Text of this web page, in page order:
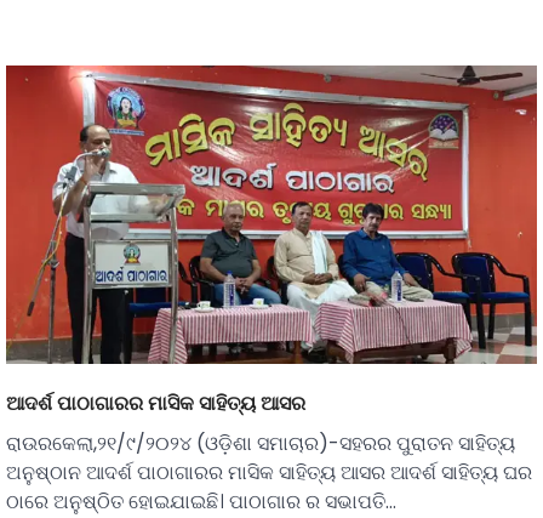
ଆଦର୍ଶ ପାଠାଗାରର ମାସିକ ସାହିତ୍ୟ ଆସର
ରାଉରକେଲା,୨୧/୯/୨୦୨୪ (ଓଡ଼ିଶା ସମାଚାର)-ସହରର ପୁରାତନ ସାହିତ୍ୟ
ଅନୁଷ୍ଠାନ ଆଦର୍ଶ ପାଠାଗାରର ମାସିକ ସାହିତ୍ୟ ଆସର ଆଦର୍ଶ ସାହିତ୍ୟ ଘର
ଠାରେ ଅନୁଷ୍ଠିତ ହୋଇଯାଇଛି। ପାଠାଗାର ର ସଭାପତି…